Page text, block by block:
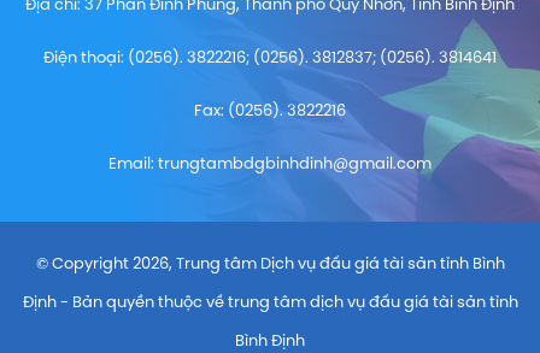
Địa chỉ: 37 Phan Đình Phùng, Thành phố Quy Nhơn, Tỉnh Bình Định
Điện thoại: (0256). 3822216; (0256). 3812837; (0256). 3814641
Fax: (0256). 3822216
Email: trungtambdgbinhdinh@gmail.com
© Copyright 2026, Trung tâm Dịch vụ đấu giá tài sản tỉnh Bình
Định - Bản quyền thuộc về trung tâm dịch vụ đấu giá tài sản tỉnh
Bình Định